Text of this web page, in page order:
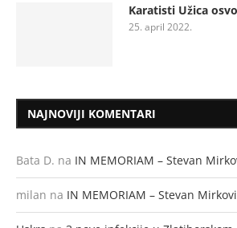
Karatisti Užica
25. april 2022.
NAJNOVIJI KOMENTARI
Bata D. na IN MEMORIAM – Stevan
milan na IN MEMORIAM – Stevan